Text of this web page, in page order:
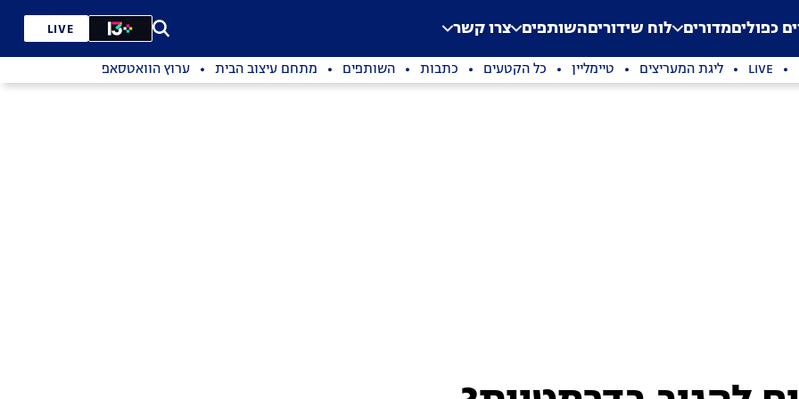
Application error: a
. כפוליםמדורים לוח שידוריםהשותפים צרו קשר LIVE
LIVE ליגת המעריצים טיימליין כל הקטעים כתבות השותפים מתחם עיצוב הבית ערוץ הוואטסאפ